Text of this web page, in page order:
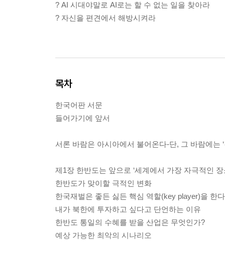
? AI 시대야말로 AI로는 할 수 없는 일을 찾아라
? 자신을 편견에서 해방시켜라
목차
한국어판 서문
들어가기에 앞서
서론 바람은 아시아에서 불어온다-단, 그 바람에는 ‘
제1장 한반도는 앞으로 ‘세계에서 가장 자극적인 장
한반도가 맞이할 극적인 변화
한국재벌은 좋든 싫든 핵심 역할(key player)을 한다
내가 북한에 투자하고 싶다고 단언하는 이유
한반도 통일의 수혜를 받을 산업은 무엇인가?
예상 가능한 최악의 시나리오